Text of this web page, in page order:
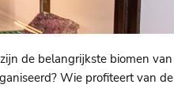
de belangrijkste biomen van
Wie profiteert van de